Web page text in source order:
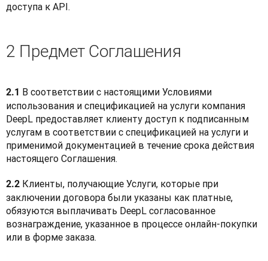
доступа к API.
2 Предмет Соглашения
2.1 В соответствии с настоящими Условиями
использования и спецификацией на услуги компания
DeepL предоставляет клиенту доступ к подписанным
услугам в соответствии с спецификацией на услуги и
применимой документацией в течение срока действия
настоящего Соглашения.
2.2 Клиенты, получающие Услуги, которые при
заключении договора были указаны как платные,
обязуются выплачивать DeepL согласованное
вознаграждение, указанное в процессе онлайн-покупки
или в форме заказа.